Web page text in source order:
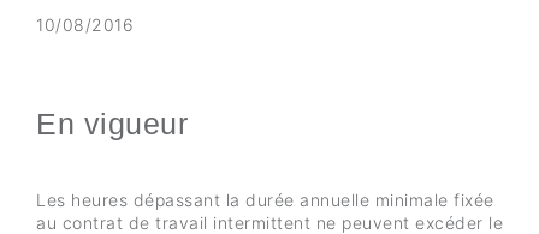
10/08/2016
En vigueur
Les heures dépassant la durée annuelle minimale fixée
au contrat de travail intermittent ne peuvent excéder le